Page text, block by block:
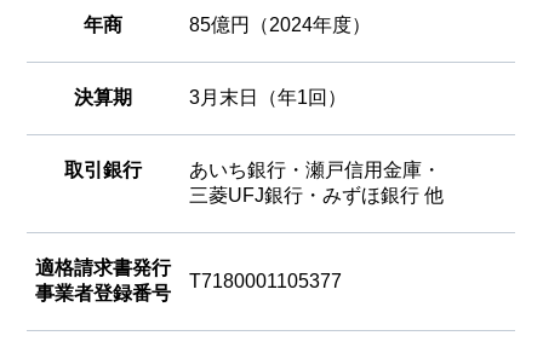
年商 85億円（2024年度）
決算期 3月末日（年1回）
取引銀行
あいち銀行・瀬戸信用金庫・
三菱UFJ銀行・みずほ銀行 他
適格請求書発行
事業者登録番号
T7180001105377